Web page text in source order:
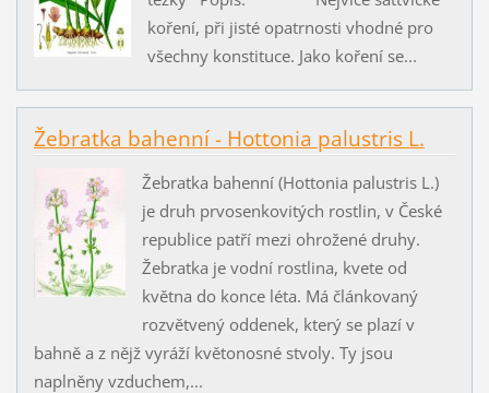
koření, při jisté opatrnosti vhodné pro
všechny konstituce. Jako koření se...
Žebratka bahenní - Hottonia palustris L.
Žebratka bahenní (Hottonia palustris L.)
je druh prvosenkovitých rostlin, v České
republice patří mezi ohrožené druhy.
Žebratka je vodní rostlina, kvete od
května do konce léta. Má článkovaný
rozvětvený oddenek, který se plazí v
bahně a z nějž vyráží květonosné stvoly. Ty jsou
naplněny vzduchem,...